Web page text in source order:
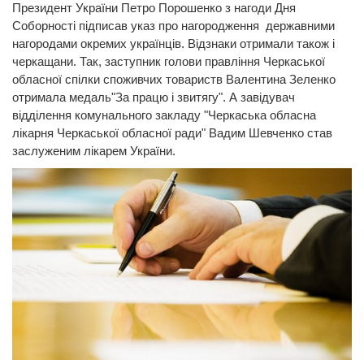
Президент України Петро Порошенко з нагоди Дня
Соборності підписав указ про нагородження державними
нагородами окремих українців. Відзнаки отримали також і
черкащани. Так, заступник голови правління Черкаської
обласної спілки споживчих товариств Валентина Зеленко
отримала медаль"За працю і звитягу". А завідувач
відділення комунального закладу "Черкаська обласна
лікарня Черкаської обласної ради" Вадим Шевченко став
заслуженим лікарем України.